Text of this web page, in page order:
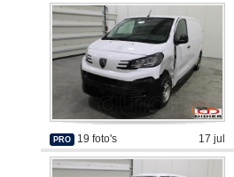
PRO 19 foto's 17 jul